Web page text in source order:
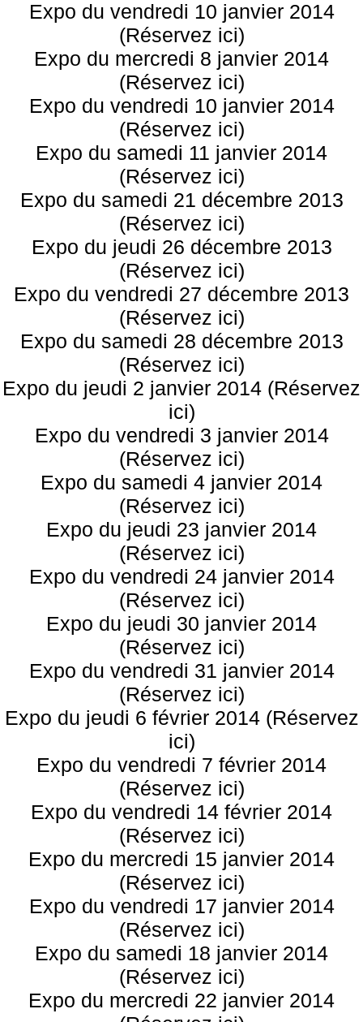
Expo du vendredi 10 janvier 2014
(Réservez ici)
Expo du mercredi 8 janvier 2014
(Réservez ici)
Expo du vendredi 10 janvier 2014
(Réservez ici)
Expo du samedi 11 janvier 2014
(Réservez ici)
Expo du samedi 21 décembre 2013
(Réservez ici)
Expo du jeudi 26 décembre 2013
(Réservez ici)
Expo du vendredi 27 décembre 2013
(Réservez ici)
Expo du samedi 28 décembre 2013
(Réservez ici)
Expo du jeudi 2 janvier 2014 (Réservez
ici)
Expo du vendredi 3 janvier 2014
(Réservez ici)
Expo du samedi 4 janvier 2014
(Réservez ici)
Expo du jeudi 23 janvier 2014
(Réservez ici)
Expo du vendredi 24 janvier 2014
(Réservez ici)
Expo du jeudi 30 janvier 2014
(Réservez ici)
Expo du vendredi 31 janvier 2014
(Réservez ici)
Expo du jeudi 6 février 2014 (Réservez
ici)
Expo du vendredi 7 février 2014
(Réservez ici)
Expo du vendredi 14 février 2014
(Réservez ici)
Expo du mercredi 15 janvier 2014
(Réservez ici)
Expo du vendredi 17 janvier 2014
(Réservez ici)
Expo du samedi 18 janvier 2014
(Réservez ici)
Expo du mercredi 22 janvier 2014